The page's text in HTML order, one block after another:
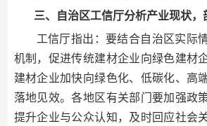
三、自治区工信厅分析产业现状，
工信厅指出：要结合自治区实际
机制，促进传统建材企业向绿色建材
建材企业加快向绿色化、低碳化、高
落地见效。各地区有关部门要加强政
提升企业与公众认知，及时回应社会